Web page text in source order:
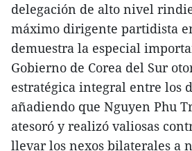
delegación de alto nivel
máximo dirigente partidista
demuestra la especial
Gobierno de Corea del Sur
estratégica integral entre los
añadiendo que Nguyen Phu
atesoró y realizó valiosas
llevar los nexos bilaterales a